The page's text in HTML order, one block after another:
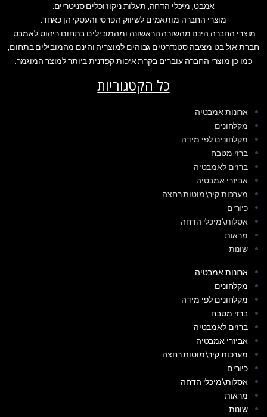
אמבט, מיכלי הדחה, תעלות ניקוז וכלים סניטריים.
מוצרי החברה מותאמים לשיווק הפרטי והעסקי הן כאחד.
מוצרי החברה הינם מהשורה הראשונה ומהמובילים בתחום ריהוט לאמבט.
חברת אול בט מציבה סטנדרטים גבוהים למוצריה והינם מהמובילים בתחום,
כמו כן מוצרי החברה עוברים בקרת איכות קפדנית ביותר למוצר המוגמר.
כל הקטגוריות
ארונות אמבטיה
מקלחונים
מקלחונים לפי מידה
ברזי מטבח
ברזים לאמבטיה
אביזרי אמבטיה
מערכות קיר\מוטות רחצה
כיורים
אסלות\מיכלי הדחה
מראות
שונות
ארונות אמבטיה
מקלחונים
מקלחונים לפי מידה
ברזי מטבח
ברזים לאמבטיה
אביזרי אמבטיה
מערכות קיר\מוטות רחצה
כיורים
אסלות\מיכלי הדחה
מראות
שונות